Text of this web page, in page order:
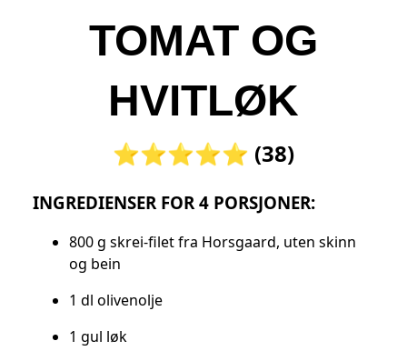
TOMAT OG
HVITLØK
⭐⭐⭐⭐⭐ (38)
INGREDIENSER FOR 4 PORSJONER:
800 g skrei-filet fra Horsgaard, uten skinn
og bein
1 dl olivenolje
1 gul løk